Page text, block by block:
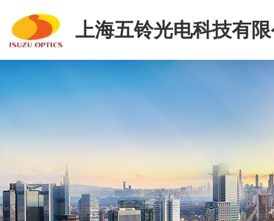
上海五铃光电科技有